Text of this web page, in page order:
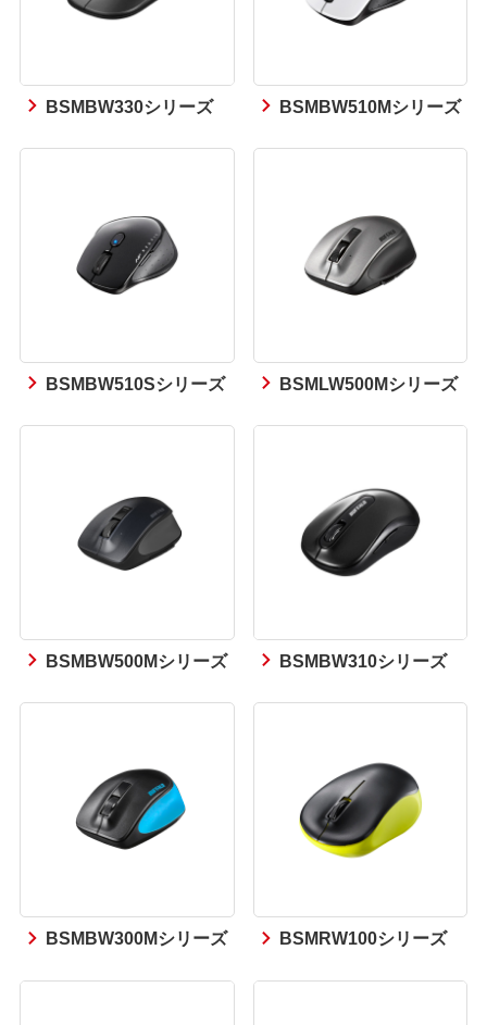
BSMBW330シリーズ BSMBW510Mシリーズ
BSMBW510Sシリーズ BSMLW500Mシリーズ
BSMBW500Mシリーズ BSMBW310シリーズ
BSMBW300Mシリーズ BSMRW100シリーズ